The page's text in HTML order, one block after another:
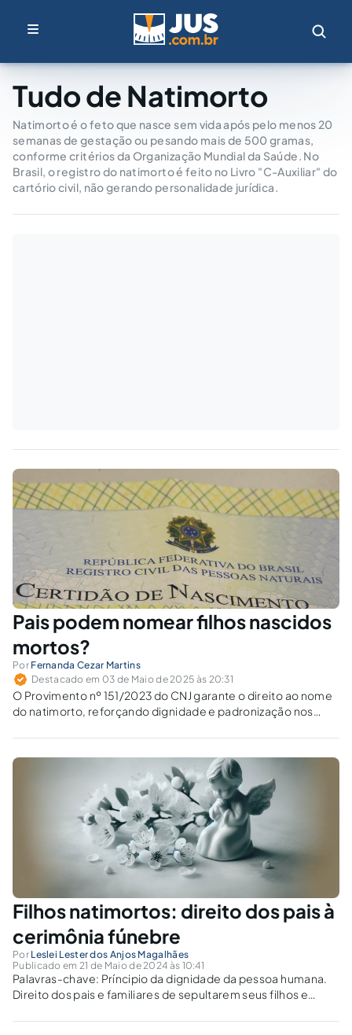
Tudo de Natimorto
Natimorto é o feto que nasce sem vida após pelo menos 20
semanas de gestação ou pesando mais de 500 gramas,
conforme critérios da Organização Mundial da Saúde. No
Brasil, o registro do natimorto é feito no Livro "C-Auxiliar" do
cartório civil, não gerando personalidade jurídica.
Pais podem nomear filhos nascidos
mortos?
Por Fernanda Cezar Martins
Destacado em 03 de Maio de 2025 às 20:31
O Provimento nº 151/2023 do CNJ garante o direito ao nome
do natimorto, reforçando dignidade e padronização nos
personalidade jurídica ao natimorto.
Filhos natimortos: direito dos pais à
cerimônia fúnebre
Por Leslei Lester dos Anjos Magalhães
Publicado em 21 de Maio de 2024 às 10:41
Palavras-chave: Príncipio da dignidade da pessoa humana.
Direito dos pais e familiares de sepultarem seus filhos e
gravidez. Direito dos nascituros ao nome e sepultamento.